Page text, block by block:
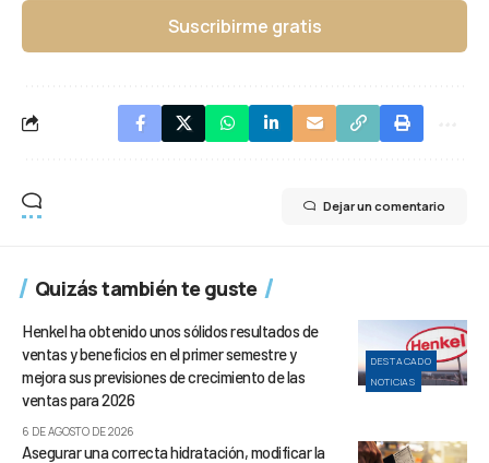
Suscribirme gratis
Dejar un comentario
Quizás también te guste
DESTACADO
NOTICIAS
Henkel ha obtenido unos sólidos resultados de
ventas y beneficios en el primer semestre y
mejora sus previsiones de crecimiento de las
ventas para 2026
6 DE AGOSTO DE 2026
Asegurar una correcta hidratación, modificar la